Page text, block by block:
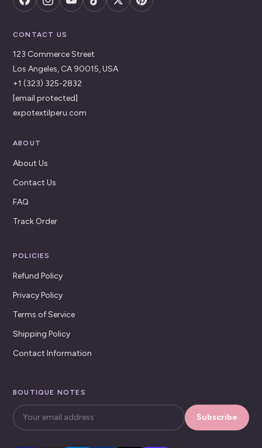
CONTACT US
123 Commerce Street
Los Angeles, CA 90015, USA
+1 (323) 325-2832
[email protected]
expotextilperu.com
ABOUT
About Us
Contact Us
FAQ
Track Order
POLICIES
Refund Policy
Privacy Policy
Terms of Service
Shipping Policy
Contact Information
BOUTIQUE NOTES
Subscribe